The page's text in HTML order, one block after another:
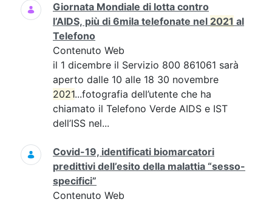
Giornata Mondiale di lotta contro
l’AIDS, più di 6mila telefonate nel 2021 al
Telefono
Contenuto Web
il 1 dicembre il Servizio 800 861061 sarà
aperto dalle 10 alle 18 30 novembre
2021...fotografia dell’utente che ha
chiamato il Telefono Verde AIDS e IST
dell’ISS nel...
Covid-19, identificati biomarcatori
predittivi dell’esito della malattia “sesso-
specifici”
Contenuto Web